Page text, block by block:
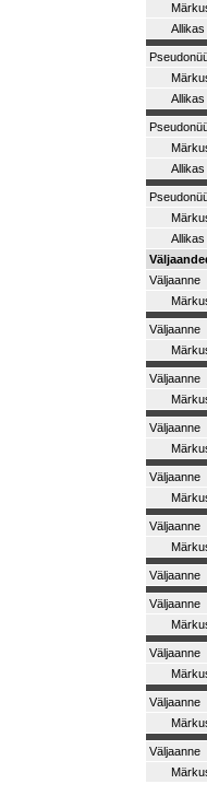
Allikas
Allikas
Allikas
Allikas
Väljaanne
Väljaanne
Väljaanne
Väljaanne
Väljaanne
Väljaanne
Väljaanne
Väljaanne
Väljaanne
Väljaanne
Väljaanne